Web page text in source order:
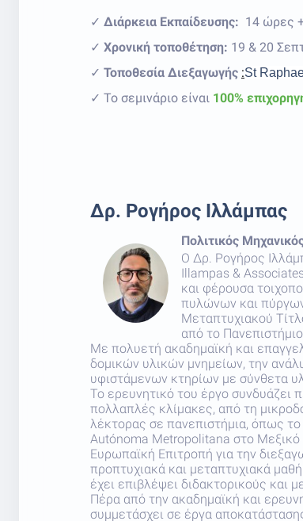
✓ Διάρκεια Εκπαίδευσης: 14 ώρες
✓ Χρονική τοποθέτηση: 19 & 20
✓ Τοποθεσία Διεξαγωγής :St
✓ Το σεμινάριο είναι 100%
Δρ. Ρογήρος Ιλλάμπας
Πολιτικός
Ο Δρ. Ρογήρος
Illampas &
και φέρουσα
πυλώνων και πύργων
Μεταπτυχιακού
από το
Με πολυετή ακαδημαϊκή και
δομικών υλικών μνημείων, την
υφιστάμενων κτηρίων με σύνθετα
Το ερευνητικό του έργο συνδυάζει
πολλαπλές κλίμακες, από τη
λέκτορας σε πανεπιστήμια, όπως
Autónoma Metropolitana στο Μεξικό
Ευρωπαϊκή Επιτροπή για την
προπτυχιακά και μεταπτυχιακά
έχει επιβλέψει διδακτορικούς και
Πέρα από την ακαδημαϊκή και
συμμετάσχει σε έργα